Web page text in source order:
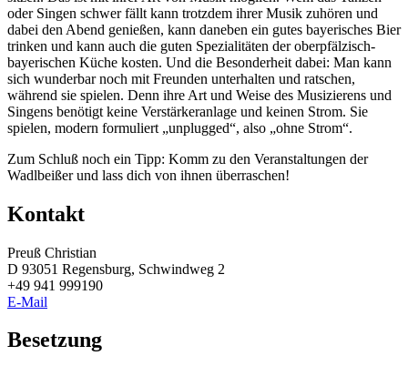
oder Singen schwer fällt kann trotzdem ihrer Musik zuhören und
dabei den Abend genießen, kann daneben ein gutes bayerisches Bier
trinken und kann auch die guten Spezialitäten der oberpfälzisch-
bayerischen Küche kosten. Und die Besonderheit dabei: Man kann
sich wunderbar noch mit Freunden unterhalten und ratschen,
während sie spielen. Denn ihre Art und Weise des Musizierens und
Singens benötigt keine Verstärkeranlage und keinen Strom. Sie
spielen, modern formuliert „unplugged“, also „ohne Strom“.
Zum Schluß noch ein Tipp: Komm zu den Veranstaltungen der
Wadlbeißer und lass dich von ihnen überraschen!
Kontakt
Preuß Christian
D 93051 Regensburg, Schwindweg 2
+49 941 999190
E-Mail
Besetzung